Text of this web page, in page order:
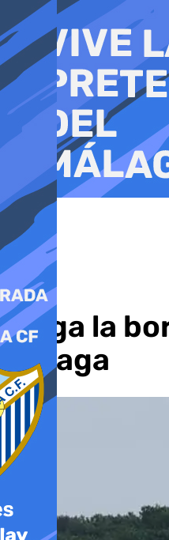
al
contenido
Llega la
Málaga